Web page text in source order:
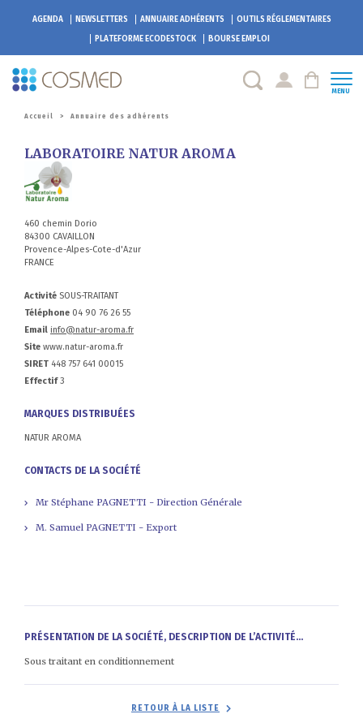
AGENDA NEWSLETTERS ANNUAIRE ADHÉRENTS
OUTILS RÉGLEMENTAIRES
PLATEFORMEECODESTOCK BOURSE EMPLOI
MENU
Accueil > Annuaire des adhérents
LABORATOIRE NATUR AROMA
460 chemin Dorio
84300 CAVAILLON
Provence-Alpes-Cote-d'Azur
FRANCE
Activité SOUS-TRAITANT
Téléphone 04 90 76 26 55
Email info@natur-aroma.fr
Site www.natur-aroma.fr
SIRET 448 757 641 00015
Effectif3
MARQUES DISTRIBUÉES
NATUR AROMA
CONTACTS DE LA SOCIÉTÉ
Mr Stéphane PAGNETTI - Direction Générale
M. Samuel PAGNETTI - Export
PRÉSENTATION DE LA SOCIÉTÉ, DESCRIPTION DE L’ACTIVITÉ...
Sous traitant en conditionnement
RETOUR À LA LISTE